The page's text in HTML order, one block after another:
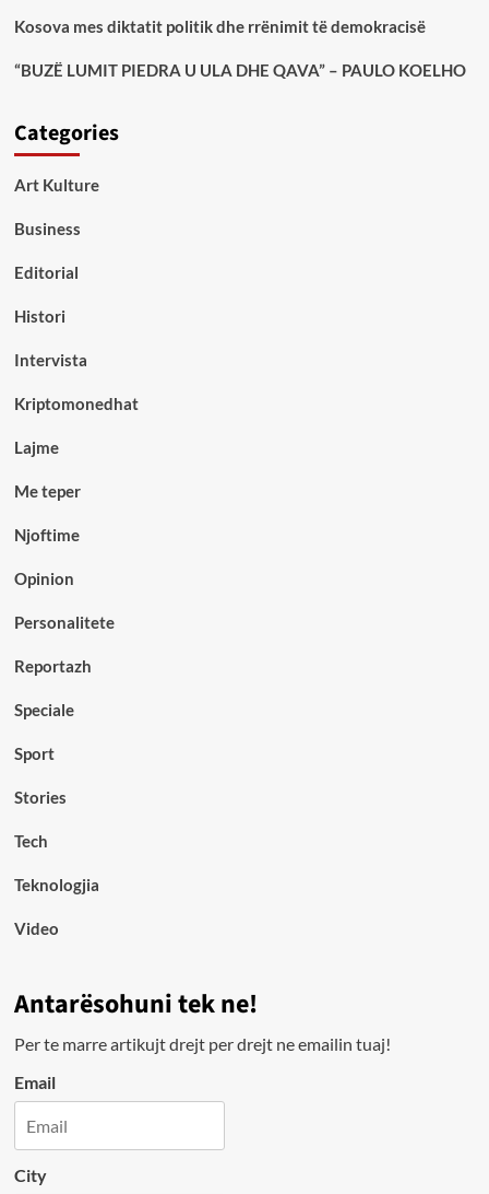
Kosova mes diktatit politik dhe rrënimit të demokracisë
“BUZË LUMIT PIEDRA U ULA DHE QAVA” – PAULO KOELHO
Categories
Art Kulture
Business
Editorial
Histori
Intervista
Kriptomonedhat
Lajme
Me teper
Njoftime
Opinion
Personalitete
Reportazh
Speciale
Sport
Stories
Tech
Teknologjia
Video
Antarësohuni tek ne!
Per te marre artikujt drejt per drejt ne emailin tuaj!
Email
City